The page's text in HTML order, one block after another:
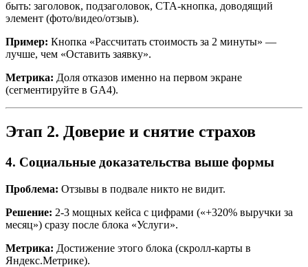
быть: заголовок, подзаголовок, CTA-кнопка, доводящий
элемент (фото/видео/отзыв).
Пример: Кнопка «Рассчитать стоимость за 2 минуты» —
лучше, чем «Оставить заявку».
Метрика: Доля отказов именно на первом экране
(сегментируйте в GA4).
Этап 2. Доверие и снятие страхов
4. Социальные доказательства выше формы
Проблема: Отзывы в подвале никто не видит.
Решение: 2-3 мощных кейса с цифрами («+320% выручки за
месяц») сразу после блока «Услуги».
Метрика: Достижение этого блока (скролл-карты в
Яндекс.Метрике).